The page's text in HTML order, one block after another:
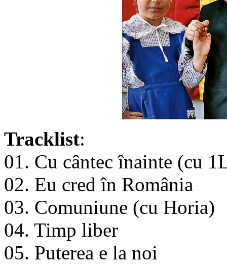
Tracklist:
01. Cu cântec înainte (cu
02. Eu cred în România
03. Comuniune (cu Horia)
04. Timp liber
05. Puterea e la noi